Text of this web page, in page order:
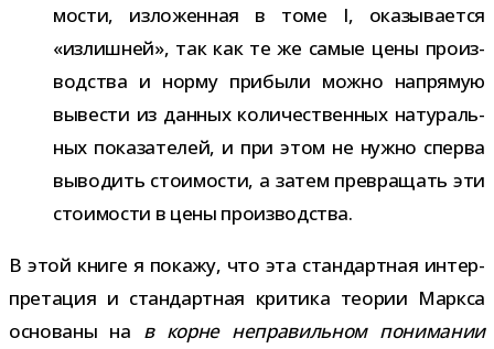
мо­сти, изло­жен­ная в томе I, ока­зы­ва­ется
«излиш­ней», так как те же самые цены про­из­
вод­ства и норму при­были можно напря­мую
выве­сти из дан­ных коли­че­ствен­ных нату­раль­
ных пока­за­те­лей, и при этом не нужно сперва
выво­дить сто­и­мо­сти, а затем пре­вра­щать эти
сто­и­мо­сти в цены производства.
В этой книге я покажу, что эта стан­дарт­ная интер­
пре­та­ция и стан­дарт­ная кри­тика тео­рии Маркса
осно­ваны на в корне непра­виль­ном пони­ма­нии